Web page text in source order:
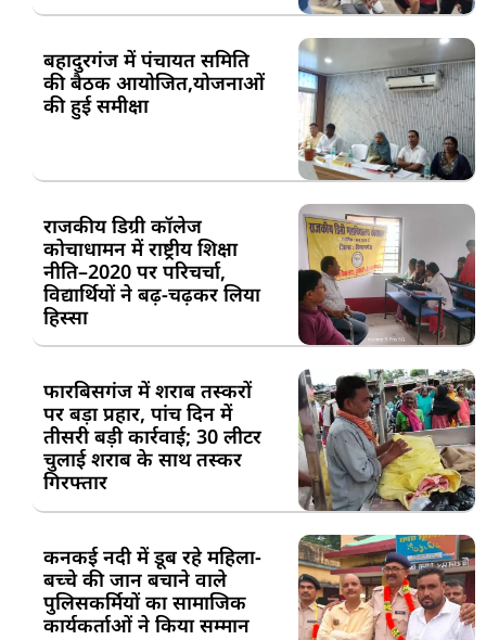
बहादुरगंज में पंचायत समिति
की बैठक आयोजित,योजनाओं
की हुई समीक्षा
राजकीय डिग्री कॉलेज
कोचाधामन में राष्ट्रीय शिक्षा
नीति–2020 पर परिचर्चा,
विद्यार्थियों ने बढ़-चढ़कर लिया
हिस्सा
फारबिसगंज में शराब तस्करों
पर बड़ा प्रहार, पांच दिन में
तीसरी बड़ी कार्रवाई; 30 लीटर
चुलाई शराब के साथ तस्कर
गिरफ्तार
कनकई नदी में डूब रहे महिला-
बच्चे की जान बचाने वाले
पुलिसकर्मियों का सामाजिक
कार्यकर्ताओं ने किया सम्मान